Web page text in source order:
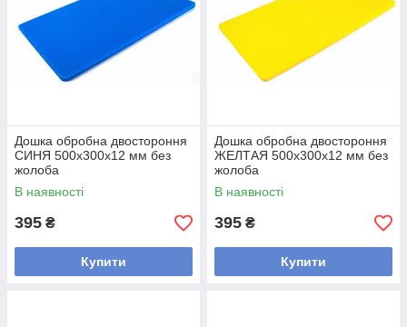
Дошка обробна двостороння
СИНЯ 500х300х12 мм без
жолоба
В наявності
395 ₴
Купити
Дошка обробна двостороння
ЖЕЛТАЯ 500х300х12 мм без
жолоба
В наявності
395 ₴
Купити